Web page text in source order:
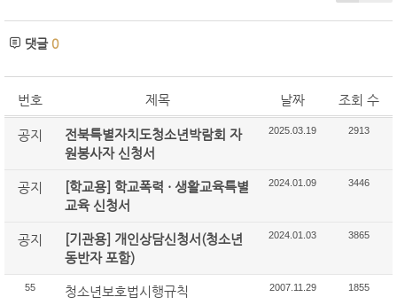
댓글 0
번호 제목 날짜 조회 수
공지
전북특별자치도청소년박람회 자
원봉사자 신청서
2025.03.19 2913
공지
[학교용] 학교폭력 · 생활교육특별
교육 신청서
2024.01.09 3446
공지
[기관용] 개인상담신청서(청소년
동반자 포함)
2024.01.03 3865
55 청소년보호법시행규칙 2007.11.29 1855